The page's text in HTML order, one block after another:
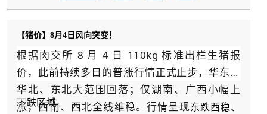
【猪价】8月4日风向突变！
根据肉交所 8 月 4 日 110kg 标准出栏生猪报
价，此前持续多日的普涨行情正式止步，华东、
华北、东北大范围回落；仅湖南、广西小幅上
涨，西南、西北全线维稳。行情呈现东跌西稳、
下跌区域